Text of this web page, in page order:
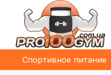
Перейти к основному
Спортивное питание